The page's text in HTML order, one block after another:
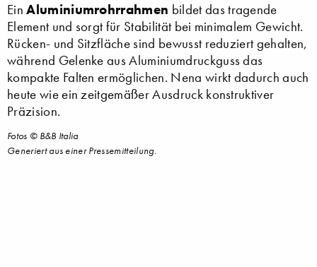
EinAluminiumrohrrahmen bildet das tragende
Element und sorgt für Stabilität bei minimalem Gewicht.
Rücken‑ und Sitzfläche sind bewusst reduziert gehalten,
während Gelenke aus Aluminiumdruckguss das
kompakte Falten ermöglichen. Nena wirkt dadurch auch
heute wie ein zeitgemäßer Ausdruck konstruktiver
Präzision.
Fotos © B&B Italia
Generiert aus einer Pressemitteilung.